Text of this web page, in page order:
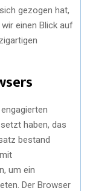
gezogen hat,
einen Blick auf
haben, das
bestand
um ein
Der Browser